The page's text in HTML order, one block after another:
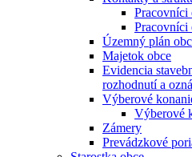
Pracovníci
Pracovníci
Územný plán
Majetok obce
Evidencia
rozhodnutí a
Výberové
Výberové
Zámery
Prevádzkové